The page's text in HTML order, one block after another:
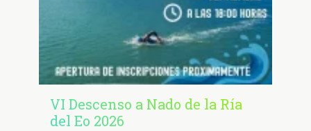
VI Descenso a Nado de la Ría
del Eo 2026